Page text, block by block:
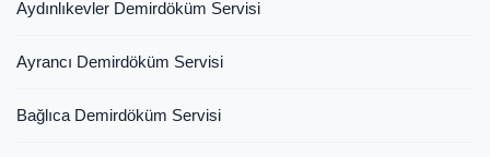
Aydınlıkevler Demirdöküm Servisi
Ayrancı Demirdöküm Servisi
Bağlıca Demirdöküm Servisi